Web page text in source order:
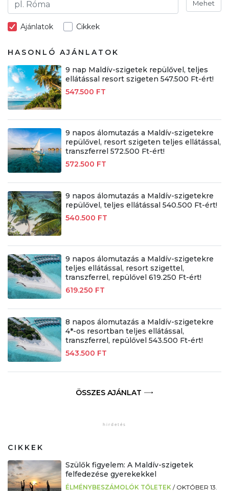
Mehet
Ajánlatok Cikkek
HASONLÓ AJÁNLATOK
9 nap Maldív-szigetek repülővel, teljes
ellátással resort szigeten 547.500 Ft-ért!
547.500 FT
9 napos álomutazás a Maldív-szigetekre
repülővel, resort szigeten teljes ellátással,
transzferrel 572.500 Ft-ért!
572.500 FT
9 napos álomutazás a Maldív-szigetekre
repülővel, teljes ellátással 540.500 Ft-ért!
540.500 FT
9 napos álomutazás a Maldív-szigetekre
teljes ellátással, resort szigettel,
transzferrel, repülővel 619.250 Ft-ért!
619.250 FT
8 napos álomutazás a Maldív-szigetekre
4*-os resortban teljes ellátással,
transzferrel, repülővel 543.500 Ft-ért!
543.500 FT
ÖSSZES AJÁNLAT
CIKKEK
Szülők figyelem: A Maldív-szigetek
felfedezése gyerekekkel
ÉLMÉNYBESZÁMOLÓK TŐLETEK / OKTÓBER 13.